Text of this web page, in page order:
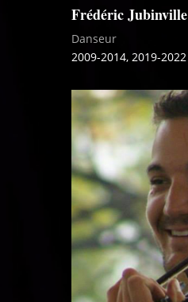
Frédéric Jubinville
Danseur
2009-2014, 2019-2022